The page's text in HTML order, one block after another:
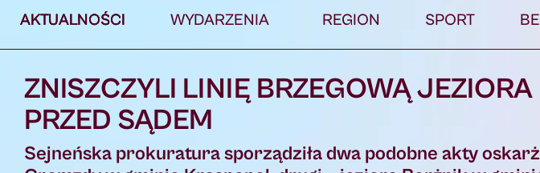
AKTUALNOŚCI WYDARZENIA REGION SPORT
ZNISZCZYLI LINIĘ BRZEGOWĄ
PRZED SĄDEM
Sejneńska prokuratura sporządziła dwa podobne akty